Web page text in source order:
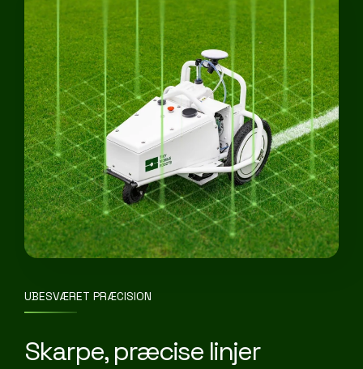
UBESVÆRET PRÆCISION
Skarpe, præcise linjer